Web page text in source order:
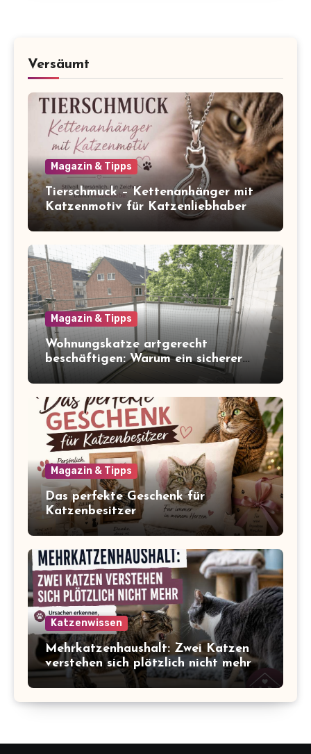
Versäumt
Magazin & Tipps
Tierschmuck – Kettenanhänger mit
Katzenmotiv für Katzenliebhaber
Magazin & Tipps
Wohnungskatze artgerecht
beschäftigen: Warum ein sicherer
Balkon zum Freigang dazugehört
Magazin & Tipps
Das perfekte Geschenk für
Katzenbesitzer
Katzenwissen
Mehrkatzenhaushalt: Zwei Katzen
verstehen sich plötzlich nicht mehr